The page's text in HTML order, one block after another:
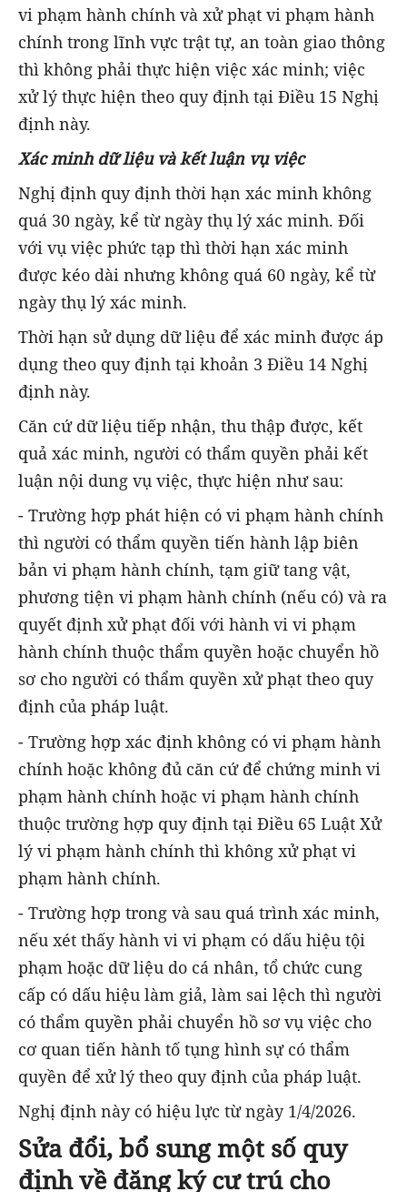
vi phạm hành chính và xử phạt vi phạm hành
chính trong lĩnh vực trật tự, an toàn giao thông
thì không phải thực hiện việc xác minh; việc
xử lý thực hiện theo quy định tại Điều 15 Nghị
định này.
Xác minh dữ liệu và kết luận vụ việc
Nghị định quy định thời hạn xác minh không
quá 30 ngày, kể từ ngày thụ lý xác minh. Đối
với vụ việc phức tạp thì thời hạn xác minh
được kéo dài nhưng không quá 60 ngày, kể từ
ngày thụ lý xác minh.
Thời hạn sử dụng dữ liệu để xác minh được áp
dụng theo quy định tại khoản 3 Điều 14 Nghị
định này.
Căn cứ dữ liệu tiếp nhận, thu thập được, kết
quả xác minh, người có thẩm quyền phải kết
luận nội dung vụ việc, thực hiện như sau:
- Trường hợp phát hiện có vi phạm hành chính
thì người có thẩm quyền tiến hành lập biên
bản vi phạm hành chính, tạm giữ tang vật,
phương tiện vi phạm hành chính (nếu có) và ra
quyết định xử phạt đối với hành vi vi phạm
hành chính thuộc thẩm quyền hoặc chuyển hồ
sơ cho người có thẩm quyền xử phạt theo quy
định của pháp luật.
- Trường hợp xác định không có vi phạm hành
chính hoặc không đủ căn cứ để chứng minh vi
phạm hành chính hoặc vi phạm hành chính
thuộc trường hợp quy định tại Điều 65 Luật Xử
lý vi phạm hành chính thì không xử phạt vi
phạm hành chính.
- Trường hợp trong và sau quá trình xác minh,
nếu xét thấy hành vi vi phạm có dấu hiệu tội
phạm hoặc dữ liệu do cá nhân, tổ chức cung
cấp có dấu hiệu làm giả, làm sai lệch thì người
có thẩm quyền phải chuyển hồ sơ vụ việc cho
cơ quan tiến hành tố tụng hình sự có thẩm
quyền để xử lý theo quy định của pháp luật.
Nghị định này có hiệu lực từ ngày 1/4/2026.
Sửa đổi, bổ sung một số quy
định về đăng ký cư trú cho